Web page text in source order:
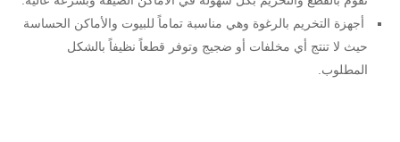
أجهزة التخريم بالرغوة وهي مناسبة تماماً للبيوت والأماكن الحساسة
حيث لا تنتج أي مخلفات أو ضجيج وتوفر قطعاً نظيفاً بالشكل
المطلوب.